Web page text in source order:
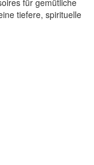
tiefere, spirituelle